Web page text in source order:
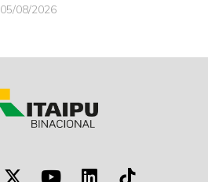
05/08/2026